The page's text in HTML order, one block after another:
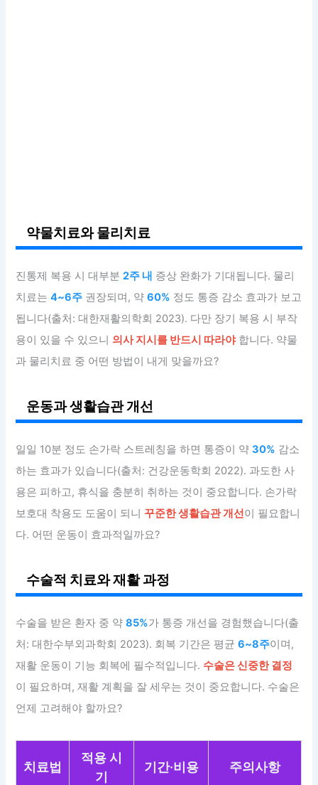
약물치료와 물리치료
진통제 복용 시 대부분2주 내 증상 완화가 기대됩니다. 물리
치료는4~6주 권장되며, 약60% 정도 통증 감소 효과가 보고
됩니다(출처: 대한재활의학회 2023). 다만 장기 복용 시 부작
용이 있을 수 있으니 의사 지시를 반드시 따라야합니다. 약물
과 물리치료 중 어떤 방법이 내게 맞을까요?
운동과 생활습관 개선
일일 10분 정도 손가락 스트레칭을 하면 통증이 약30% 감소
하는 효과가 있습니다(출처: 건강운동학회 2022). 과도한 사
용은 피하고, 휴식을 충분히 취하는 것이 중요합니다. 손가락
보호대 착용도 도움이 되니 꾸준한 생활습관 개선이 필요합니
다. 어떤 운동이 효과적일까요?
수술적 치료와 재활 과정
수술을 받은 환자 중 약85%가 통증 개선을 경험했습니다(출
처: 대한수부외과학회 2023). 회복 기간은 평균6~8주이며,
재활 운동이 기능 회복에 필수적입니다. 수술은 신중한 결정
이 필요하며, 재활 계획을 잘 세우는 것이 중요합니다. 수술은
언제 고려해야 할까요?
치료법
적용 시
기
기간·비용 주의사항